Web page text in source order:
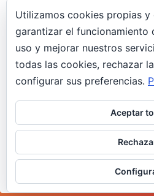
29 marzo,
Laboratorio de
Laboratorio de prueba en
viernes, me propuse
laboratorio para ir
Utilizamos cookies propias y
garantizar el funcionamiento
uso y mejorar nuestros
todas las cookies, rechazar
configurar sus preferencias.
Aceptar